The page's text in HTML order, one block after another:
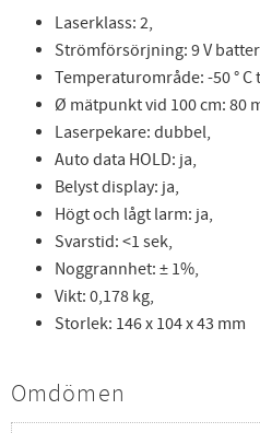
Laserklass: 2,
Strömförsörjning: 9 V
Temperaturområde: -50 ° C
Ø mätpunkt vid 100 cm: 80
Laserpekare: dubbel,
Auto data HOLD: ja,
Belyst display: ja,
Högt och lågt larm: ja,
Svarstid: <1 sek,
Noggrannhet: ± 1%,
Vikt: 0,178 kg,
Storlek: 146 x 104 x 43 mm
Omdömen